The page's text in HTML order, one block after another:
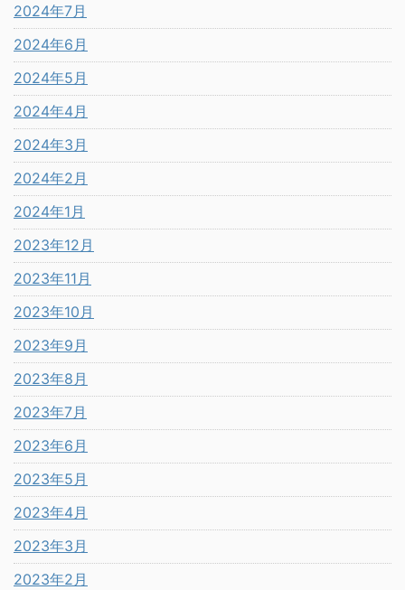
2024年7月
2024年6月
2024年5月
2024年4月
2024年3月
2024年2月
2024年1月
2023年12月
2023年11月
2023年10月
2023年9月
2023年8月
2023年7月
2023年6月
2023年5月
2023年4月
2023年3月
2023年2月